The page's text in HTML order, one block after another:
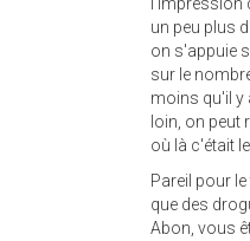
un peu plus
on s'appuie
sur le
moins qu'il y
loin, on peut
où là c'était
Pareil pour
que des
Abon, vous